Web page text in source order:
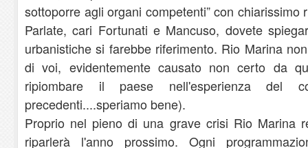
sottoporre agli organi competenti” con chiarissimo
Parlate, cari Fortunati e Mancuso, dovete
urbanistiche si farebbe riferimento. Rio Marina
di voi, evidentemente causato non certo da
ripiombare il paese nell'esperienza del
precedenti....speriamo bene).
Proprio nel pieno di una grave crisi Rio Marina
riparlerà l'anno prossimo. Ogni